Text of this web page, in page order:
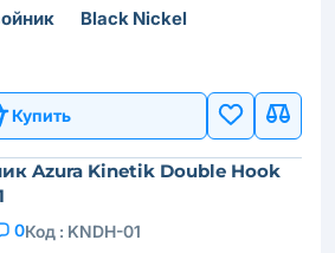
Black Nickel
Купить
Azura Kinetik Double Hook
0Код : KNDH-01